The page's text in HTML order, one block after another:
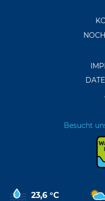
23,6 °C
Besucht